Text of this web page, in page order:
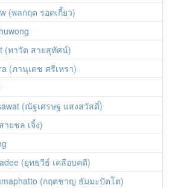
(พลกฤต รอดเกี้ยว)
(ทาวัต สายสุทัศน์)
(ภานุเดช ศรีเหรา)
(ณัฐเศรษฐ แสงสวัสดิ์)
ายชล เจิ้ง)
(ยุทธวีธ์ เคลือบคดี)
(กฤตชาญ ธัมมะปัตโต)